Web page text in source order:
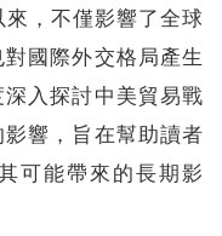
，不僅影響了全球
國際外交格局產生
入探討中美貿易戰
響，旨在幫助讀者
可能帶來的長期影